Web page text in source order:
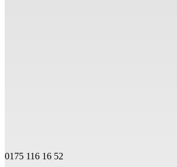
0175 116 16 52